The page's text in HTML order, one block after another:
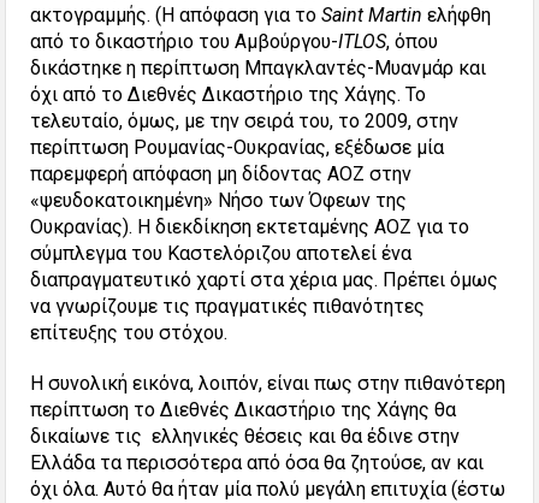
ακτογραμμής. (Η απόφαση για τοSaint Martin ελήφθη
από το δικαστήριο του Αμβούργου-ITLOS, όπου
δικάστηκε η περίπτωση Μπαγκλαντές-Μυανμάρ και
όχι από το Διεθνές Δικαστήριο της Χάγης. Το
τελευταίο, όμως, με την σειρά του, το 2009, στην
περίπτωση Ρουμανίας-Ουκρανίας, εξέδωσε μία
παρεμφερή απόφαση μη δίδοντας ΑΟΖ στην
«ψευδοκατοικημένη» Νήσο των Όφεων της
Ουκρανίας). Η διεκδίκηση εκτεταμένης ΑΟΖ για το
σύμπλεγμα του Καστελόριζου αποτελεί ένα
διαπραγματευτικό χαρτί στα χέρια μας. Πρέπει όμως
να γνωρίζουμε τις πραγματικές πιθανότητες
επίτευξης του στόχου.
Η συνολική εικόνα, λοιπόν, είναι πως στην πιθανότερη
περίπτωση το Διεθνές Δικαστήριο της Χάγης θα
δικαίωνε τις ελληνικές θέσεις και θα έδινε στην
Ελλάδα τα περισσότερα από όσα θα ζητούσε, αν και
όχι όλα. Αυτό θα ήταν μία πολύ μεγάλη επιτυχία (έστω